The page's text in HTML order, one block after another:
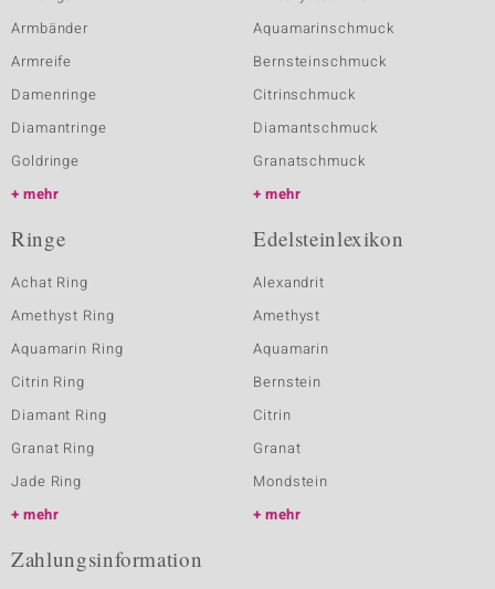
Armbänder
Armreife
Damenringe
Diamantringe
Goldringe
mehr
Aquamarinschmuck
Bernsteinschmuck
Citrinschmuck
Diamantschmuck
Granatschmuck
mehr
Ringe
Achat Ring
Amethyst Ring
Aquamarin Ring
Citrin Ring
Diamant Ring
Granat Ring
Jade Ring
mehr
Edelsteinlexikon
Alexandrit
Amethyst
Aquamarin
Bernstein
Citrin
Granat
Mondstein
mehr
Zahlungsinformation